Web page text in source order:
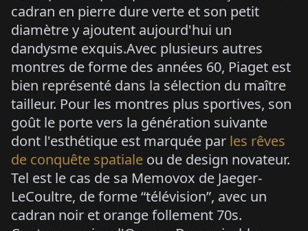
cadran en pierre dure verte et son petit
diamètre y ajoutent aujourd'hui un
dandysme exquis.Avec plusieurs autres
montres de forme des années 60, Piaget est
bien représenté dans la sélection du maître
tailleur. Pour les montres plus sportives, son
goût le porte vers la génération suivante
dont l'esthétique est marquée par les rêves
de conquête spatiale ou de design novateur.
Tel est le cas de sa Memovox de Jaeger-
LeCoultre, de forme “télévision”, avec un
cadran noir et orange follement 70s.